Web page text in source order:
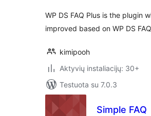
WP DS FAQ Plus is the plugin
improved based on WP DS
kimipooh
Aktyvių instaliacijų: 30+
Testuota su 7.0.3
Simple FAQ